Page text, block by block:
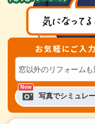
お気軽にご入
写真でシミュレ